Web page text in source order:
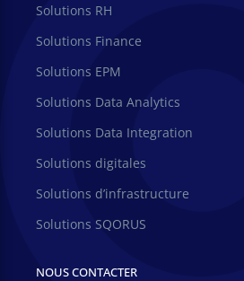
Solutions RH
Solutions Finance
Solutions EPM
Solutions Data Analytics
Solutions Data Integration
Solutions digitales
Solutions d’infrastructure
Solutions SQORUS
NOUS CONTACTER